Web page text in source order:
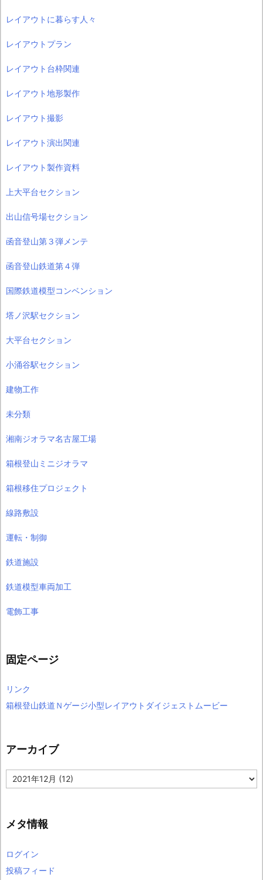
レイアウトに暮らす人々
レイアウトプラン
レイアウト台枠関連
レイアウト地形製作
レイアウト撮影
レイアウト演出関連
レイアウト製作資料
上大平台セクション
出山信号場セクション
函音登山第３弾メンテ
函音登山鉄道第４弾
国際鉄道模型コンベンション
塔ノ沢駅セクション
大平台セクション
小涌谷駅セクション
建物工作
未分類
湘南ジオラマ名古屋工場
箱根登山ミニジオラマ
箱根移住プロジェクト
線路敷設
運転・制御
鉄道施設
鉄道模型車両加工
電飾工事
固定ページ
リンク
箱根登山鉄道Ｎゲージ小型レイアウトダイジェストムービー
アーカイブ
ア
ー
ブ
メタ情報
ログイン
投稿フィード